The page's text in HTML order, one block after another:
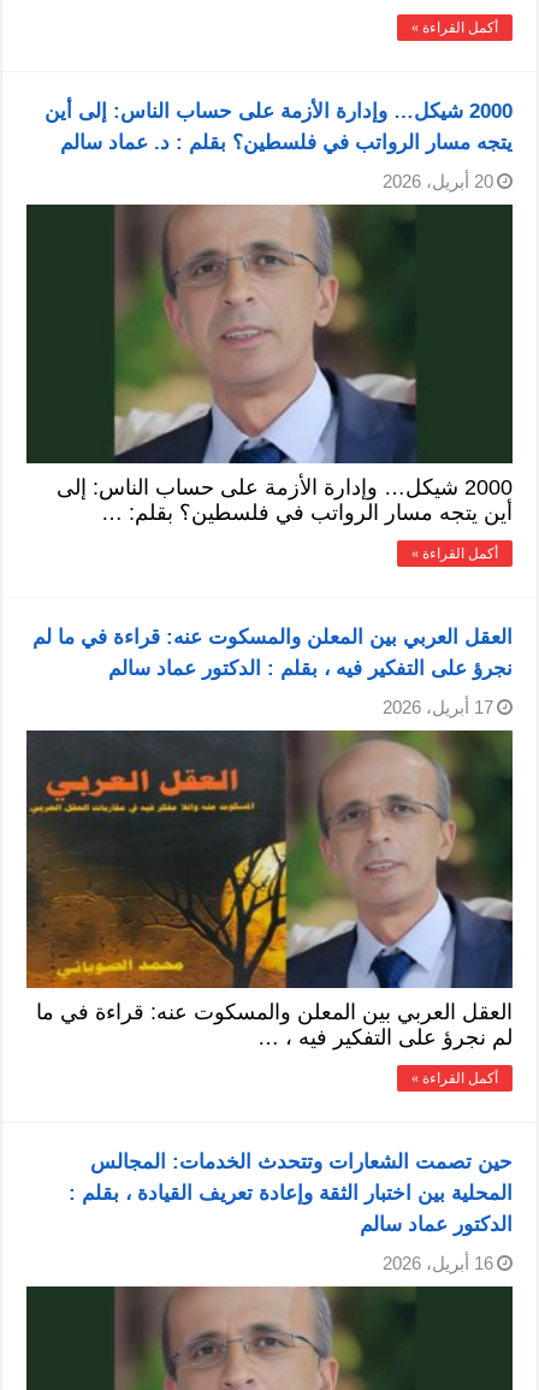
أكمل القراءة »
2000 شيكل… وإدارة الأزمة على حساب الناس: إلى أين
يتجه مسار الرواتب في فلسطين؟ بقلم : د. عماد سالم
20 أبريل، 2026
2000 شيكل… وإدارة الأزمة على حساب الناس: إلى
أين يتجه مسار الرواتب في فلسطين؟ بقلم: …
أكمل القراءة »
العقل العربي بين المعلن والمسكوت عنه: قراءة في ما لم
نجرؤ على التفكير فيه ، بقلم : الدكتور عماد سالم
17 أبريل، 2026
العقل العربي بين المعلن والمسكوت عنه: قراءة في ما
لم نجرؤ على التفكير فيه ، …
أكمل القراءة »
حين تصمت الشعارات وتتحدث الخدمات: المجالس
المحلية بين اختبار الثقة وإعادة تعريف القيادة ، بقلم :
الدكتور عماد سالم
16 أبريل، 2026